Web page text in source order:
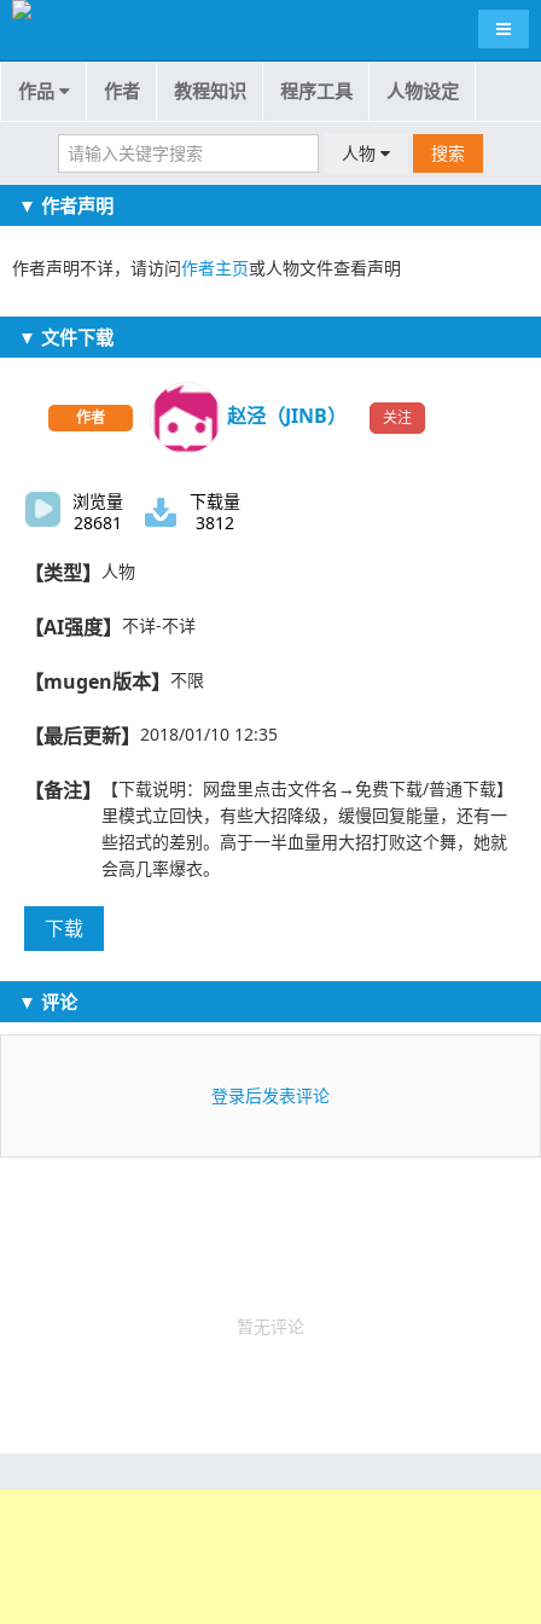
导航
作品 作者 教程知识 程序工具 人物设定
人物 搜索
▼ 作者声明
作者声明不详，请访问作者主页或人物文件查看声明
▼ 文件下载
作者 赵泾（JINB） 关注
浏览量
28681
下载量
3812
【类型】 人物
【AI强度】 不详-不详
【mugen版本】 不限
【最后更新】 2018/01/10 12:35
【备注】
【下载说明：网盘里点击文件名→免费下载/普通下载】
里模式立回快，有些大招降级，缓慢回复能量，还有一
些招式的差别。高于一半血量用大招打败这个舞，她就
会高几率爆衣。
下载
▼ 评论
登录后发表评论
暂无评论